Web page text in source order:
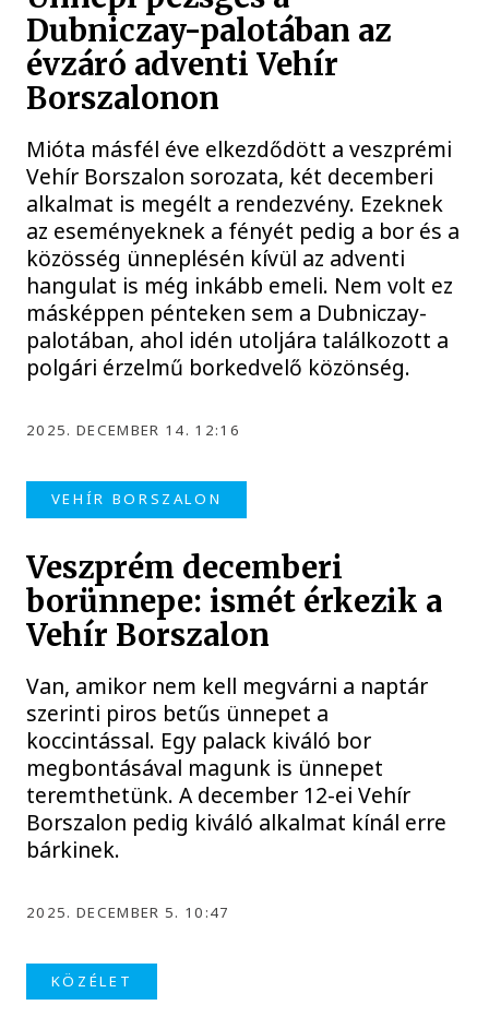
Dubniczay-palotában az
évzáró adventi Vehír
Borszalonon
Mióta másfél éve elkezdődött a veszprémi
Vehír Borszalon sorozata, két decemberi
alkalmat is megélt a rendezvény. Ezeknek
az eseményeknek a fényét pedig a bor és a
közösség ünneplésén kívül az adventi
hangulat is még inkább emeli. Nem volt ez
másképpen pénteken sem a Dubniczay-
palotában, ahol idén utoljára találkozott a
polgári érzelmű borkedvelő közönség.
2025. DECEMBER 14. 12:16
VEHÍR BORSZALON
Veszprém decemberi
borünnepe: ismét érkezik a
Vehír Borszalon
Van, amikor nem kell megvárni a naptár
szerinti piros betűs ünnepet a
koccintással. Egy palack kiváló bor
megbontásával magunk is ünnepet
teremthetünk. A december 12-ei Vehír
Borszalon pedig kiváló alkalmat kínál erre
bárkinek.
2025. DECEMBER 5. 10:47
KÖZÉLET